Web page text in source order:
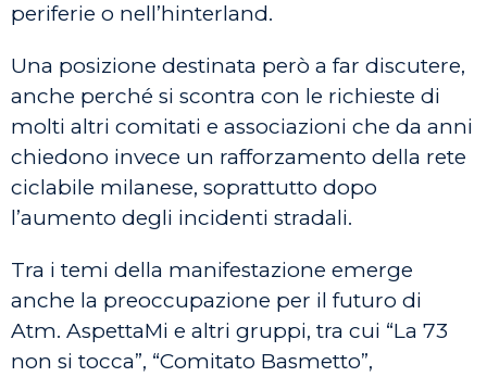
periferie o nell’hinterland.
Una posizione destinata però a far discutere,
anche perché si scontra con le richieste di
molti altri comitati e associazioni che da anni
chiedono invece un rafforzamento della rete
ciclabile milanese, soprattutto dopo
l’aumento degli incidenti stradali.
Tra i temi della manifestazione emerge
anche la preoccupazione per il futuro di
Atm. AspettaMi e altri gruppi, tra cui “La 73
non si tocca”, “Comitato Basmetto”,